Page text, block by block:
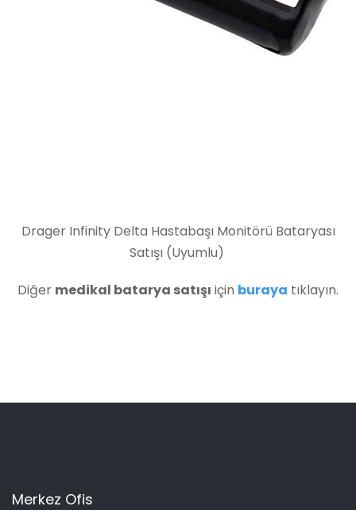
Drager Infinity Delta Hastabaşı Monitörü Bataryası
Satışı (Uyumlu)
Diğer medikal batarya satışı için buraya tıklayın.
Merkez Ofis